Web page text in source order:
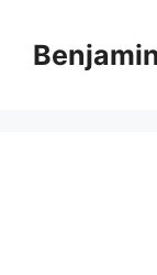
content